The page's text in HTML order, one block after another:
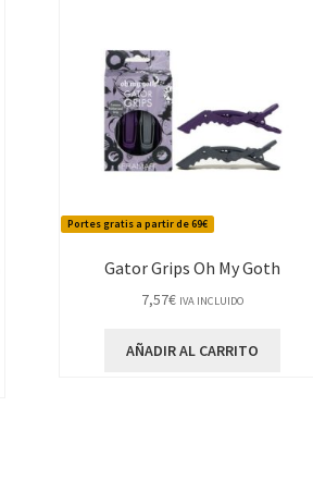
Portes gratis a partir de 69€
Gator Grips Oh My Goth
7,57€ IVA INCLUIDO
AÑADIR AL CARRITO